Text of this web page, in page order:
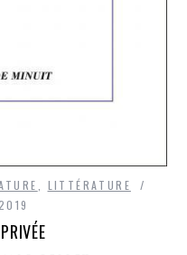
LITTÉRATURE